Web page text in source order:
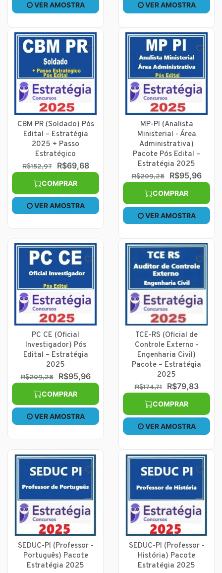
VER AMOSTRA VER AMOSTRA
CBM PR (Soldado) Pós
Edital – Estratégia
2025 + Passo
Estratégico
R$152,97 R$69,68
COMPRAR
VER AMOSTRA
MP-PI (Analista
Ministerial - Área
Administrativa)
Pacote Pós Edital –
Estratégia 2025
R$209,28 R$95,96
COMPRAR
VER AMOSTRA
PC CE (Oficial
Investigador) Pós
Edital – Estratégia
2025
R$209,28 R$95,96
COMPRAR
VER AMOSTRA
TCE-RS (Oficial de
Controle Externo -
Engenharia Civil)
Pacote – Estratégia
2025
R$174,71 R$79,83
COMPRAR
VER AMOSTRA
SEDUC-PI (Professor -
Português) Pacote
Estratégia 2025
SEDUC-PI (Professor -
História) Pacote
Estratégia 2025